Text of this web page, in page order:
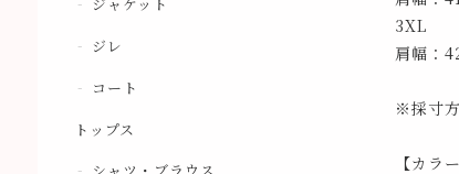
ジレ
コート
トップス
3XL
肩幅：
※採寸
【カラー